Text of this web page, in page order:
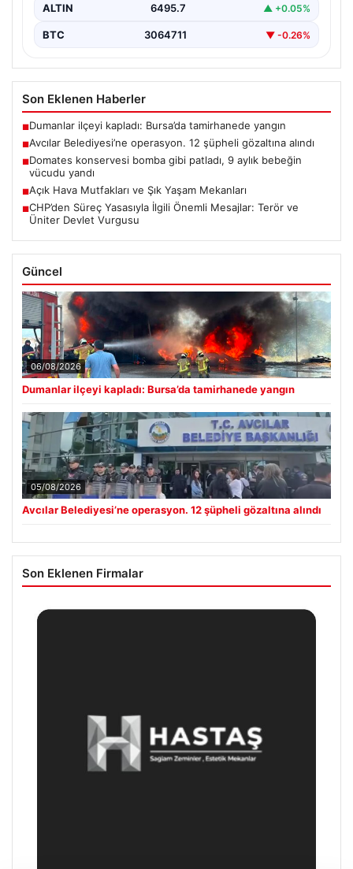
ALTIN 6495.7 ▲ +0.05%
BTC 3064711 ▼ -0.26%
Son Eklenen Haberler
■Dumanlar ilçeyi kapladı: Bursa’da tamirhanede yangın
■Avcılar Belediyesi’ne operasyon. 12 şüpheli gözaltına alındı
■Domates konservesi bomba gibi patladı, 9 aylık bebeğin
vücudu yandı
■Açık Hava Mutfakları ve Şık Yaşam Mekanları
■CHP’den Süreç Yasasıyla İlgili Önemli Mesajlar: Terör ve
Üniter Devlet Vurgusu
Güncel
06/08/2026
Dumanlar ilçeyi kapladı: Bursa’da tamirhanede yangın
05/08/2026
Avcılar Belediyesi’ne operasyon. 12 şüpheli gözaltına alındı
Son Eklenen Firmalar